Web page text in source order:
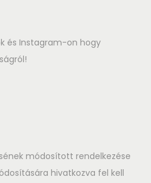
és Instagram-on hogy
módosított rendelkezése
hivatkozva fel kell